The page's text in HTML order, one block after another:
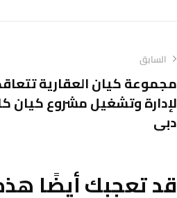
السابق
مجموعة كيان العقارية
لإدارة وتشغيل مشروع كيان
دبي
قد تعجبك أيضًا